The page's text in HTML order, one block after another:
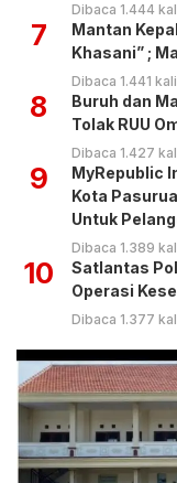
Dibaca 1.444
7
Mantan
Khasani” ;
Dibaca 1.441 kali
8
Buruh dan
Tolak RUU
Dibaca 1.427
9
MyRepublic
Kota
Untuk
Dibaca 1.389
10
Satlantas
Operasi
Dibaca 1.377